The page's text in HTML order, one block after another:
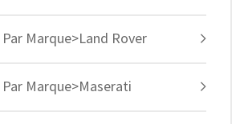
Marque>Land Rover
Marque>Maserati